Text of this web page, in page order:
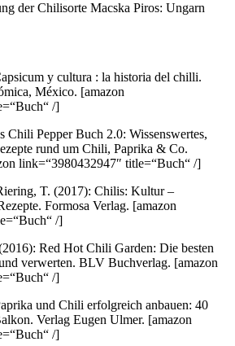
der Chilisorte Macska Piros: Ungarn
y cultura : la historia del chilli.
México. [amazon
/]
Chili Pepper Buch 2.0: Wissenswertes,
rund um Chili, Paprika & Co.
link=“3980432947″ title=“Buch“ /]
T. (2017): Chilis: Kultur –
Formosa Verlag. [amazon
/]
Red Hot Chili Garden: Die besten
verwerten. BLV Buchverlag. [amazon
/]
und Chili erfolgreich anbauen: 40
Verlag Eugen Ulmer. [amazon
/]